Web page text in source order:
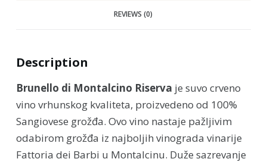
REVIEWS (0)
Description
Brunello di Montalcino Riserva je suvo crveno
vino vrhunskog kvaliteta, proizvedeno od 100%
Sangiovese grožđa. Ovo vino nastaje pažljivim
odabirom grožđa iz najboljih vinograda vinarije
Fattoria dei Barbi u Montalcinu. Duže sazrevanje